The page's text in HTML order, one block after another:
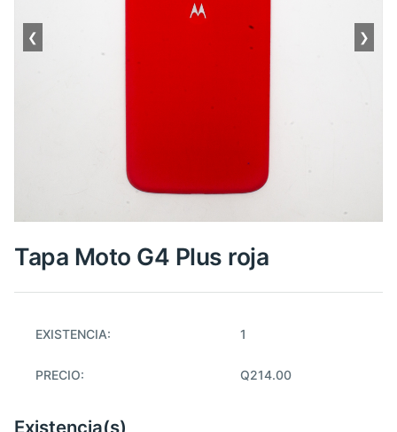
❮ ❯
Tapa Moto G4 Plus roja
EXISTENCIA: 1
PRECIO: Q214.00
Existencia(s)